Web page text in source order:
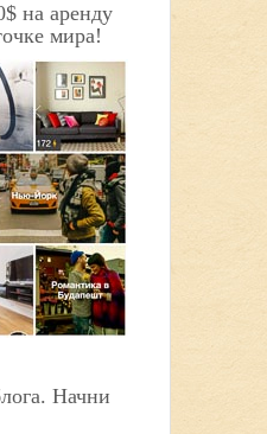
на аренду
мира!
Начни